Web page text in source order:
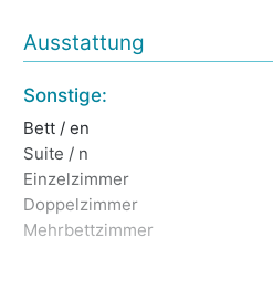
Ausstattung
Sonstige:
Bett / en
Suite / n
Einzelzimmer
Doppelzimmer
Mehrbettzimmer